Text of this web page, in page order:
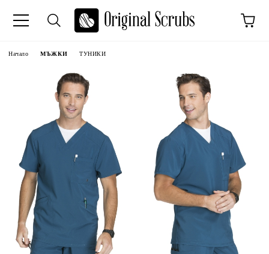
Начало МЪЖКИ ТУНИКИ